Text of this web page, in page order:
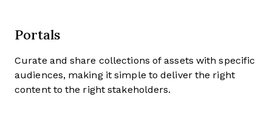
Portals
Curate and share collections of assets with specific
audiences, making it simple to deliver the right
content to the right stakeholders.